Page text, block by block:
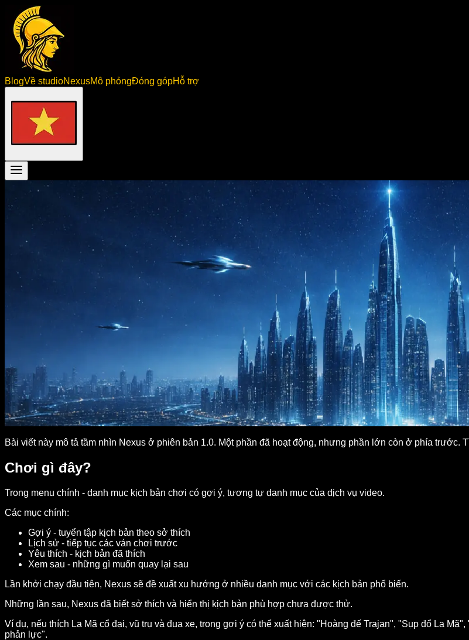
BlogVề studioNexusMô phỏngĐóng gópHỗ trợ
Mô tả trải nghiệm chơi
Bài viết này mô tả tầm nhìn Nexus ở phiên bản 1.0. Một phần đã hoạt động, nhưng phần lớn còn ở phía trước.
Chơi gì đây?
Trong menu chính - danh mục kịch bản chơi có gợi ý, tương tự danh mục của dịch vụ video.
Các mục chính:
Gợi ý - tuyển tập kịch bản theo sở thích
Lịch sử - tiếp tục các ván chơi trước
Yêu thích - kịch bản đã thích
Xem sau - những gì muốn quay lại sau
Lần khởi chạy đầu tiên, Nexus sẽ đề xuất xu hướng ở nhiều danh mục với các kịch bản phổ biến.
Những lần sau, Nexus đã biết sở thích và hiển thị kịch bản phù hợp chưa được thử.
Ví dụ, nếu thích La Mã cổ đại, vũ trụ và đua xe, trong gợi ý có thể xuất hiện: "Hoàng đế Trajan", "Sụp đổ La
phản lực".